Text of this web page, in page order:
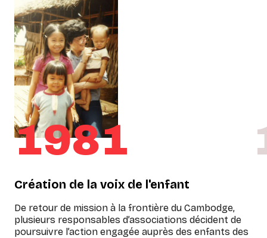
1981
Création de la voix de l'enfant
De retour de mission à la frontière du Cambodge,
plusieurs responsables d’associations décident de
poursuivre l’action engagée auprès des enfants des